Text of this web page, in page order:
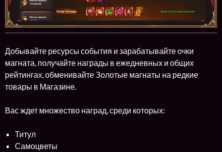
Добывайте ресурсы события и зарабатывайте очки
магната, получайте награды в ежедневных и общих
рейтингах, обменивайте Золотые магнаты на редкие
товары в Магазине.
Вас ждет множество наград, среди которых:
Титул
Самоцветы